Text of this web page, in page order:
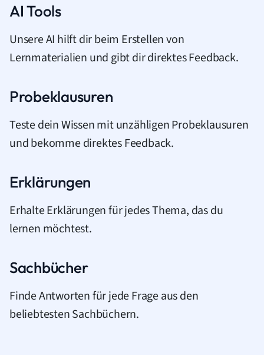
AI Tools
Unsere AI hilft dir beim Erstellen von
Lernmaterialien und gibt dir direktes Feedback.
Probeklausuren
Teste dein Wissen mit unzähligen Probeklausuren
und bekomme direktes Feedback.
Erklärungen
Erhalte Erklärungen für jedes Thema, das du
lernen möchtest.
Sachbücher
Finde Antworten für jede Frage aus den
beliebtesten Sachbüchern.